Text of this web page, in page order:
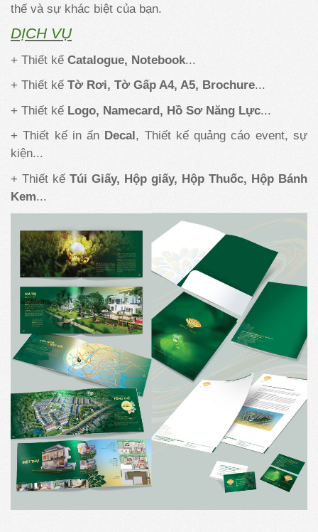
thế và sự khác biệt của bạn.
DỊCH VỤ
+ Thiết kế Catalogue, Notebook...
+ Thiết kế Tờ Rơi, Tờ Gấp A4, A5, Brochure...
+ Thiết kế Logo, Namecard, Hồ Sơ Năng Lực...
+ Thiết kế in ấn Decal, Thiết kế quảng cáo event, sự
kiện...
+ Thiết kế Túi Giấy, Hộp giấy, Hộp Thuốc, Hộp Bánh
Kem...